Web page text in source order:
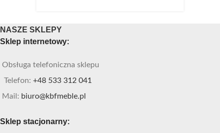
NASZE SKLEPY
Sklep internetowy:
Obsługa telefoniczna sklepu
Telefon: +48 533 312 041
Mail: biuro@kbfmeble.pl
Sklep stacjonarny: